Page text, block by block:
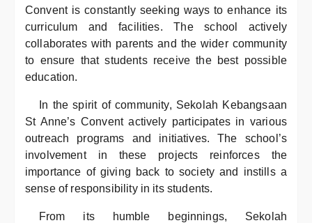
Convent is constantly seeking ways to enhance its
curriculum and facilities. The school actively
collaborates with parents and the wider community
to ensure that students receive the best possible
education.
In the spirit of community, Sekolah Kebangsaan
St Anne’s Convent actively participates in various
outreach programs and initiatives. The school’s
involvement in these projects reinforces the
importance of giving back to society and instills a
sense of responsibility in its students.
From its humble beginnings, Sekolah